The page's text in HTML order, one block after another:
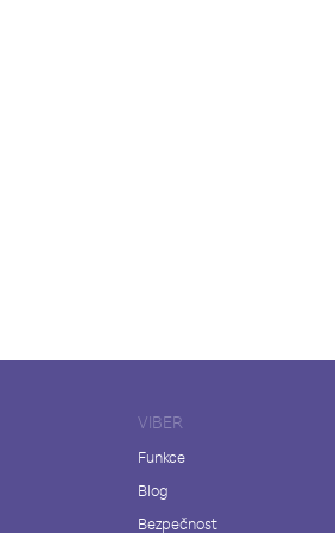
VIBER
Funkce
Blog
Bezpečnost